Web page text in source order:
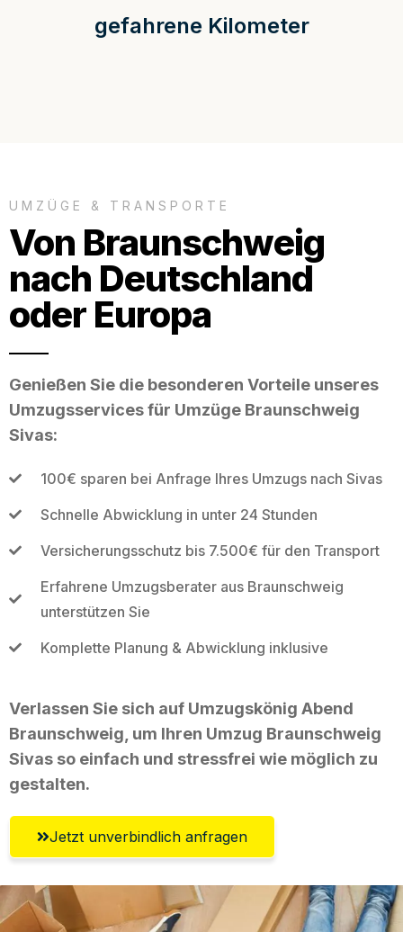
gefahrene Kilometer
UMZÜGE & TRANSPORTE
Von Braunschweig
nach Deutschland
oder Europa
Genießen Sie die besonderen Vorteile unseres
Umzugsservices für Umzüge Braunschweig
Sivas:
100€ sparen bei Anfrage Ihres Umzugs nach Sivas
Schnelle Abwicklung in unter 24 Stunden
Versicherungsschutz bis 7.500€ für den Transport
Erfahrene Umzugsberater aus Braunschweig
unterstützen Sie
Komplette Planung & Abwicklung inklusive
Verlassen Sie sich auf Umzugskönig Abend
Braunschweig, um Ihren Umzug Braunschweig
Sivas so einfach und stressfrei wie möglich zu
gestalten.
Jetzt unverbindlich anfragen